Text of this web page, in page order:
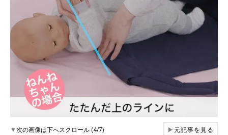
▼次の画像は下へスクロール (4/7) ▶元記事を見る